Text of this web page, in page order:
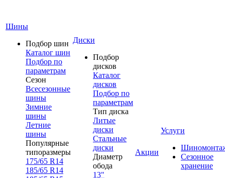
Шины
Подбор шин
Каталог шин
Подбор по
параметрам
Сезон
Всесезонные
шины
Зимние
шины
Летние
шины
Популярные
типоразмеры
175/65 R14
185/65 R14
Диски
Подбор
дисков
Каталог
дисков
Подбор по
параметрам
Тип диска
Литые
диски
Стальные
диски
Диаметр
обода
13"
Акции
Услуги
Сезонное
хранение